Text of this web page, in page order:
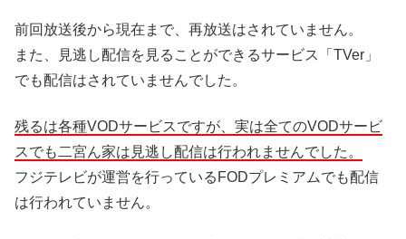
前回放送後から現在まで、再放送はされていません。
また、見逃し配信を見ることができるサービス「TVer」
でも配信はされていませんでした。
残るは各種VODサービスですが、実は全てのVODサービ
スでも二宮ん家は見逃し配信は行われませんでした。
フジテレビが運営を行っているFODプレミアムでも配信
は行われていません。